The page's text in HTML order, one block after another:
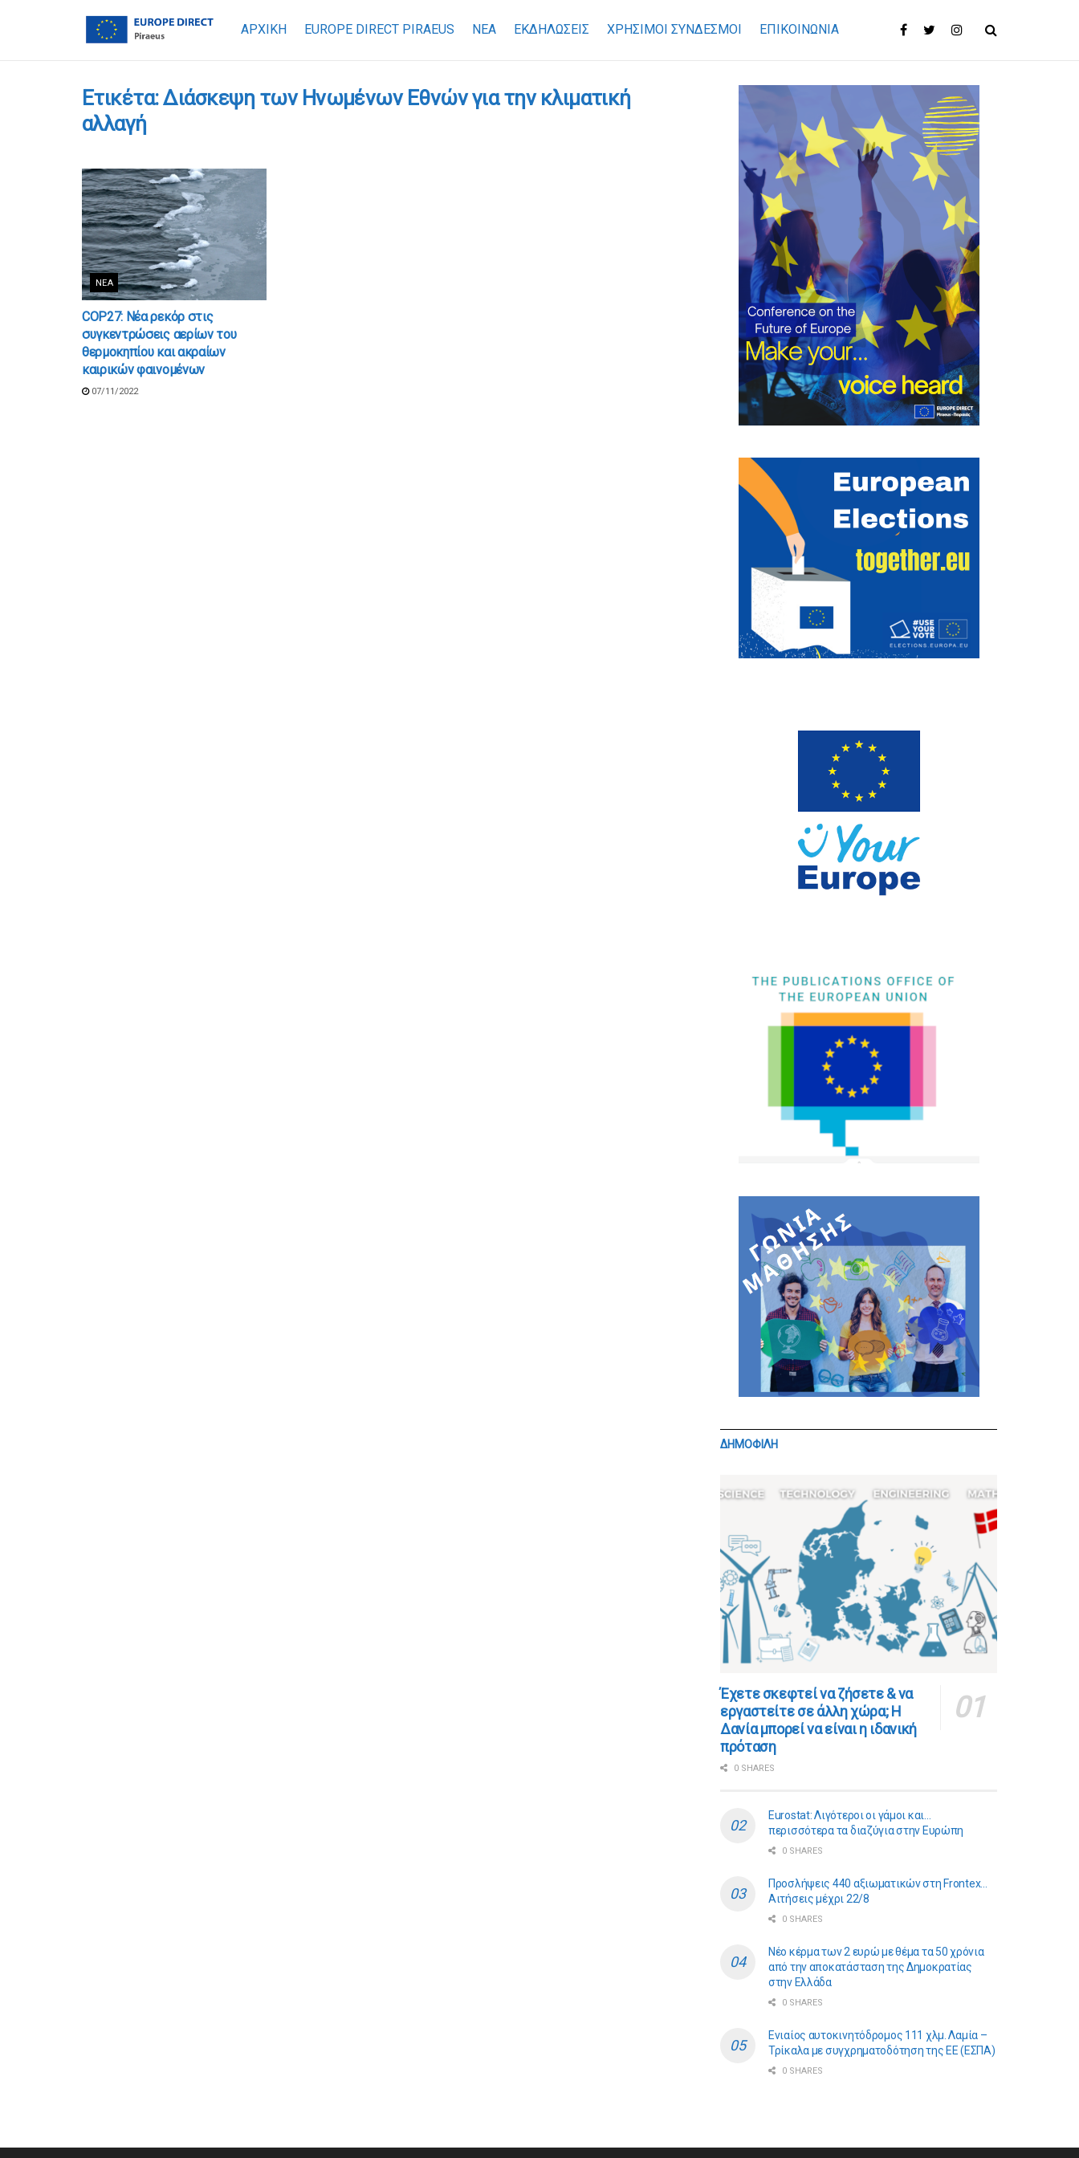
ΑΡΧΙΚΗ EUROPE DIRECT PIRAEUS ΝΕΑ ΕΚΔΗΛΩΣΕΙΣ ΧΡΉΣΙΜΟΙ ΣΎΝΔΕΣΜΟΙ ΕΠΙΚΟΙΝΩΝΊΑ
Ετικέτα:Διάσκεψη των Ηνωμένων Εθνών για την κλιματική
αλλαγή
ΝΈΑ
COP27: Νέα ρεκόρ στις
συγκεντρώσεις αερίων του
θερμοκηπίου και ακραίων
καιρικών φαινομένων
07/11/2022
ΔΗΜΟΦΙΛΗ
​​Έχετε σκεφτεί να ζήσετε & να
εργαστείτε σε άλλη χώρα; Η
Δανία μπορεί να είναι η ιδανική
πρόταση
0 SHARES
Eurostat: Λιγότεροι οι γάμοι και…
περισσότερα τα διαζύγια στην Ευρώπη
0 SHARES
Προσλήψεις 440 αξιωματικών στη Frontex…
Αιτήσεις μέχρι 22/8
0 SHARES
Νέο κέρμα των 2 ευρώ με θέμα τα 50 χρόνια
από την αποκατάσταση της Δημοκρατίας
στην Ελλάδα
0 SHARES
Ενιαίος αυτοκινητόδρομος 111 χλμ. Λαμία –
Τρίκαλα με συγχρηματοδότηση της ΕE (ΕΣΠΑ)
0 SHARES